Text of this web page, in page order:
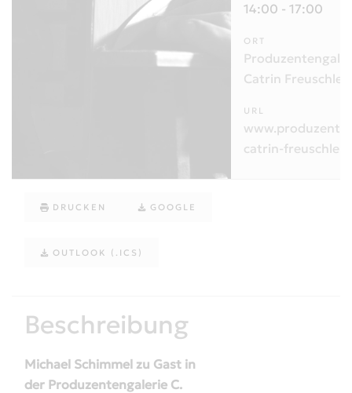
14:00 - 17:00
ORT
Catrin Freuschle
URL
catrin-
DRUCKEN GOOGLE
OUTLOOK (.ICS)
Beschreibung
Michael Schimmel zu Gast in
der Produzentengalerie C.